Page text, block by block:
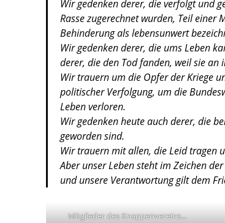
Wir gedenken derer, die verfolgt und
Rasse zugerechnet wurden, Teil
Behinderung als lebensunwert
Wir gedenken derer, die ums Leben
derer, die den Tod fanden, weil sie
Wir trauern um die Opfer der Kriege
politischer Verfolgung, um die
Leben verloren.
Wir gedenken heute auch derer, die
geworden sind.
Wir trauern mit allen, die Leid tragen
Aber unser Leben steht im Zeichen
und unsere Verantwortung gilt dem
Mitglieder des Knappenvereins…